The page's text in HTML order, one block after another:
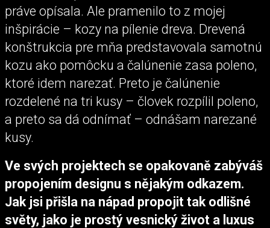
práve opísala. Ale pramenilo to z mojej
inšpirácie – kozy na pílenie dreva. Drevená
konštrukcia pre mňa predstavovala samotnú
kozu ako pomôcku a čalúnenie zasa poleno,
ktoré idem narezať. Preto je čalúnenie
rozdelené na tri kusy – človek rozpílil poleno,
a preto sa dá odnímať – odnášam narezané
kusy.
Ve svých projektech se opakovaně zabýváš
propojením designu s nějakým odkazem.
Jak jsi přišla na nápad propojit tak odlišné
světy, jako je prostý vesnický život a luxus